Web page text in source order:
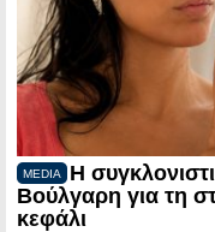
MEDIA
Η
Βούλγαρη για τη
κεφάλι